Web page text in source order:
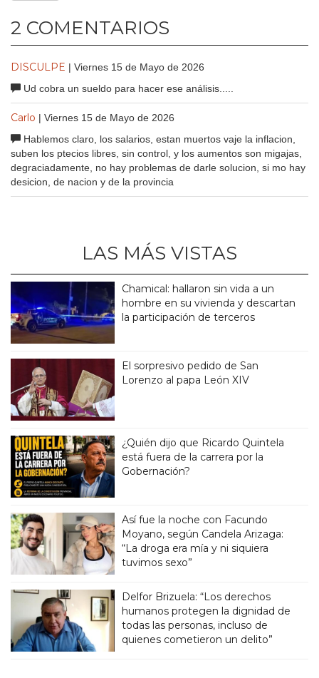
2 COMENTARIOS
DISCULPE | Viernes 15 de Mayo de 2026
Ud cobra un sueldo para hacer ese análisis.....
Carlo | Viernes 15 de Mayo de 2026
Hablemos claro, los salarios, estan muertos vaje la inflacion,
suben los ptecios libres, sin control, y los aumentos son migajas,
degraciadamente, no hay problemas de darle solucion, si mo hay
desicion, de nacion y de la provincia
LAS MÁS VISTAS
Chamical: hallaron sin vida a un
hombre en su vivienda y descartan
la participación de terceros
El sorpresivo pedido de San
Lorenzo al papa León XIV
¿Quién dijo que Ricardo Quintela
está fuera de la carrera por la
Gobernación?
Así fue la noche con Facundo
Moyano, según Candela Arizaga:
“La droga era mía y ni siquiera
tuvimos sexo”
Delfor Brizuela: “Los derechos
humanos protegen la dignidad de
todas las personas, incluso de
quienes cometieron un delito”